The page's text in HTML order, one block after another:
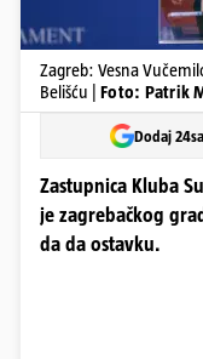
Zagreb: Vesna
Belišću | Foto: Patrik
Dodaj
Zastupnica Kluba
je zagrebačkog
da da ostavku.